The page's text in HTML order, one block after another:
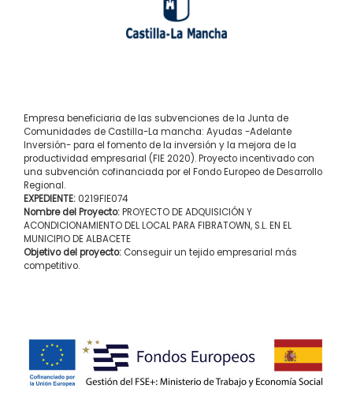
Empresa beneficiaria de las subvenciones de la Junta de
Comunidades de Castilla-La mancha: Ayudas -Adelante
Inversión- para el fomento de la inversión y la mejora de la
productividad empresarial (FIE 2020). Proyecto incentivado con
una subvención cofinanciada por el Fondo Europeo de Desarrollo
Regional.
EXPEDIENTE: 0219FIE074
Nombre del Proyecto:PROYECTO DE ADQUISICIÓN Y
ACONDICIONAMIENTO DEL LOCAL PARA FIBRATOWN, S.L. EN EL
MUNICIPIO DE ALBACETE
Objetivo del proyecto:Conseguir un tejido empresarial más
competitivo.